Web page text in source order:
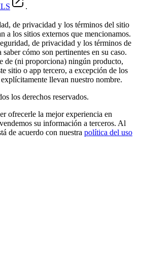
.
de privacidad y los términos del sitio
a los sitios externos que mencionamos.
de privacidad y los términos de
cómo son pertinentes en su caso.
de (ni proporciona) ningún producto,
sitio o app tercero, a excepción de los
llevan nuestro nombre.
los derechos reservados.
ofrecerle la mejor experiencia en
su información a terceros. Al
de acuerdo con nuestra política del uso